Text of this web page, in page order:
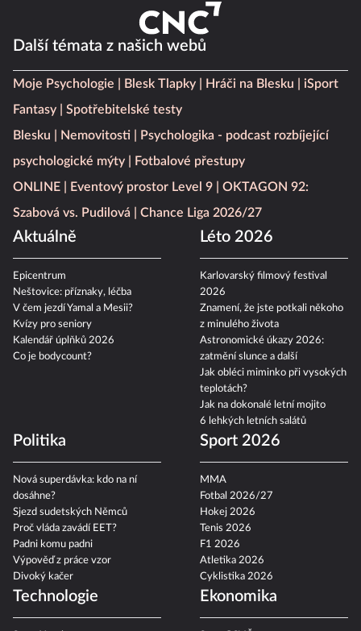
Další témata z našich webů
Moje Psychologie Blesk Tlapky
Fantasy
Spotřebitelské testy
Blesku
Nemovitosti
Psychologika - podcast rozbíjející
psychologické mýty
Fotbalové přestupy
ONLINE
Eventový prostor Level 9
OKTAGON 92:
Szabová vs. Pudilová
Chance Liga 2026/27
Aktuálně
Epicentrum
Neštovice: příznaky, léčba
V čem jezdí Yamal a Mesii?
Kvízy pro seniory
Léto 2026
Karlovarský filmový festival
2026
Znamení, že jste potkali někoho
z minulého života
Astronomické úkazy 2026:
zatmění slunce a další
Jak obléci miminko při vysokých
teplotách?
6 lehkých letních salátů
Politika
Nová superdávka: kdo na ní
dosáhne?
Sjezd sudetských Němců
Proč vláda zavádí EET?
Padni komu padni
Divoký kačer
Sport 2026
MMA
Fotbal 2026/27
Hokej 2026
Tenis 2026
F1 2026
Cyklistika 2026
Technologie Ekonomika